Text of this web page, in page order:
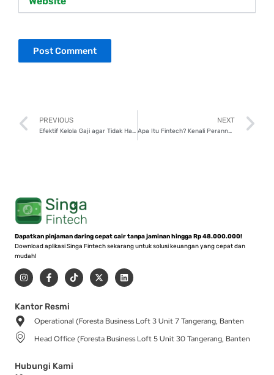
Prev
PREVIOUS
Efektif Kelola Gaji agar Tidak Habis, Cek 6 Tipsnya!
NEXT
Apa Itu Fintech? Kenali Perannya dalam Ekonomi Digital Indonesia!
Dapatkan pinjaman daring cepat cair tanpa jaminan hingga Rp 48.000.000!
Download aplikasi Singa Fintech sekarang untuk solusi keuangan yang cepat dan
mudah!
I
n
s
a
g
r
a
m
F
a
c
b
o
-
T
i
k
X
-
t
t
r
L
i
n
i
Kantor Resmi
Operational (Foresta Business Loft 3 Unit 7 Tangerang, Banten
Head Office (Foresta Business Loft 5 Unit 30 Tangerang, Banten
Hubungi Kami